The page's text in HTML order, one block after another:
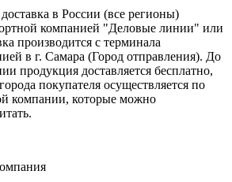
в России (все регионы)
компанией "Деловые линии" или
производится с терминала
в г. Самара (Город отправления). До
продукция доставляется бесплатно,
покупателя осуществляется по
компании, которые можно